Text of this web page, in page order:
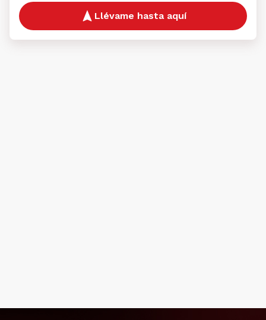
Llévame hasta aquí